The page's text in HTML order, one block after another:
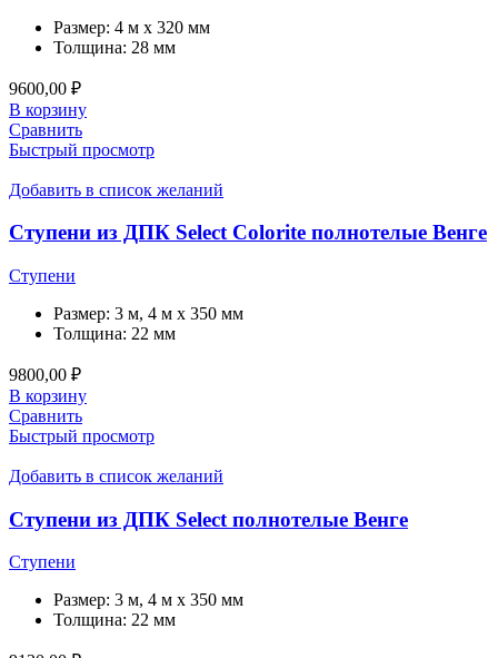
Размер: 4 м x 320 мм
Толщина: 28 мм
9600,00 ₽
В корзину
Сравнить
Быстрый просмотр
Добавить в список желаний
Ступени из ДПК Select Colorite полнотелые Венге
Ступени
Размер: 3 м, 4 м x 350 мм
Толщина: 22 мм
9800,00 ₽
В корзину
Сравнить
Быстрый просмотр
Добавить в список желаний
Ступени из ДПК Select полнотелые Венге
Ступени
Размер: 3 м, 4 м x 350 мм
Толщина: 22 мм